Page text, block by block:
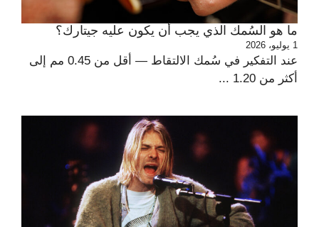
ما هو السُمك الذي يجب أن يكون عليه جيتارك؟
1 يوليو، 2026
عند التفكير في سُمك الالتقاط — أقل من 0.45 مم إلى
أكثر من 1.20 ...